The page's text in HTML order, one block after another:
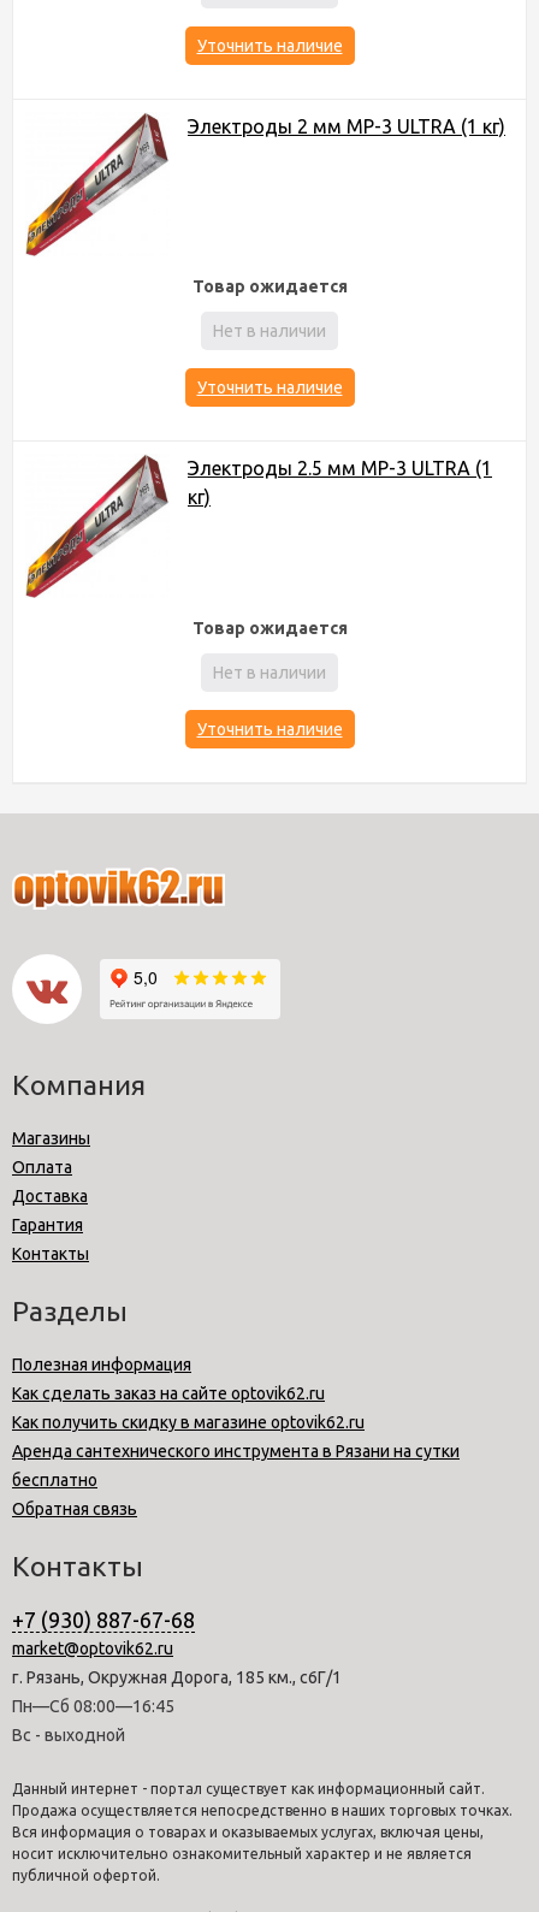
Уточнить наличие
Электроды 2 мм МР-3 ULTRA (1 кг)
Товар ожидается
Нет в наличии
Уточнить наличие
Электроды 2.5 мм МР-3 ULTRA (1
кг)
Товар ожидается
Нет в наличии
Уточнить наличие
Компания
Магазины
Оплата
Доставка
Гарантия
Контакты
Разделы
Полезная информация
Как сделать заказ на сайте optovik62.ru
Как получить скидку в магазине optovik62.ru
Аренда сантехнического инструмента в Рязани на сутки
бесплатно
Обратная связь
Контакты
+7 (930) 887-67-68
market@optovik62.ru
г. Рязань, Окружная Дорога, 185 км., с6Г/1
Пн—Сб 08:00—16:45
Вс - выходной
Данный интернет - портал существует как информационный сайт.
Продажа осуществляется непосредственно в наших торговых точках.
Вся информация о товарах и оказываемых услугах, включая цены,
носит исключительно ознакомительный характер и не является
публичной офертой.